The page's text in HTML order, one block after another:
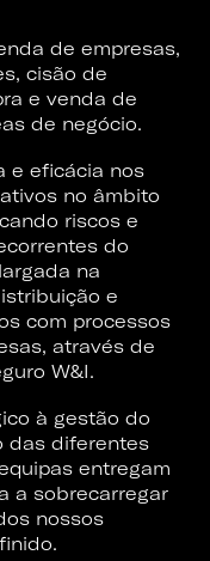
de empresas,
cisão de
e venda de
de negócio.
e eficácia nos
no âmbito
riscos e
do
na
e
com processos
através de
W&I.
à gestão do
das diferentes
entregam
a sobrecarregar
nossos